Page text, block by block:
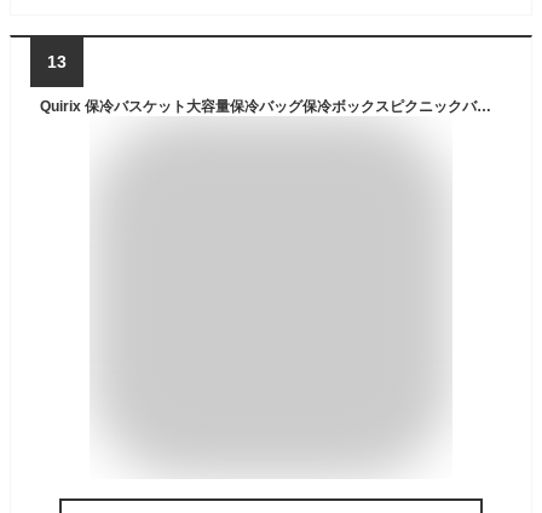
13
Quirix 保冷バスケット大容量保冷バッグ保冷ボックスピクニックバスケットショッピングバッグ保冷保温防水断熱折りたたみ式お手入れが簡単屋外花見バーベキュー釣りキャンプハイキング運動会旅行などに適しています (B,40*23*20CM)